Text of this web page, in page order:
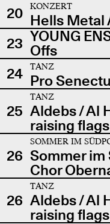
20
KONZERT
Hells Metal
23 YOUNG
Offs
24
TANZ
Pro
25
TANZ
Aldebs / Al
raising flags
26
SOMMER IM
Sommer im
Chor
26
TANZ
Aldebs / Al
raising flags